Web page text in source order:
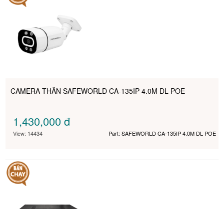
CAMERA THÂN SAFEWORLD CA-135IP 4.0M DL POE
1,430,000đ
View: 14434 Part: SAFEWORLD CA-135IP 4.0M DL POE